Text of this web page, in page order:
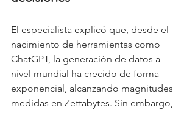
El especialista explicó que, desde el
nacimiento de herramientas como
ChatGPT, la generación de datos a
nivel mundial ha crecido de forma
exponencial, alcanzando magnitudes
medidas en Zettabytes. Sin embargo,